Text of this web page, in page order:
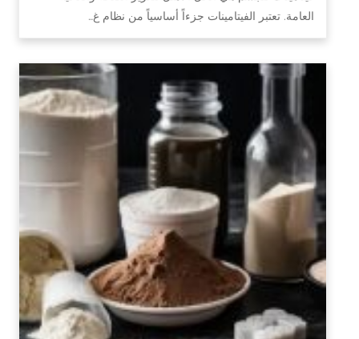
العامة. تعتبر الفيتامينات جزءاً أساسياً من نظام غ…